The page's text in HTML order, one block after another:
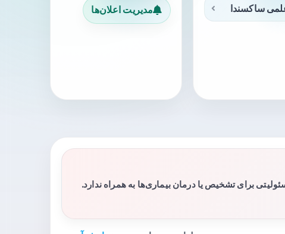
ساکسندا مدیریت اعلان‌ها
برای تشخیص یا درمان بیماری‌ها به همراه ندارد.